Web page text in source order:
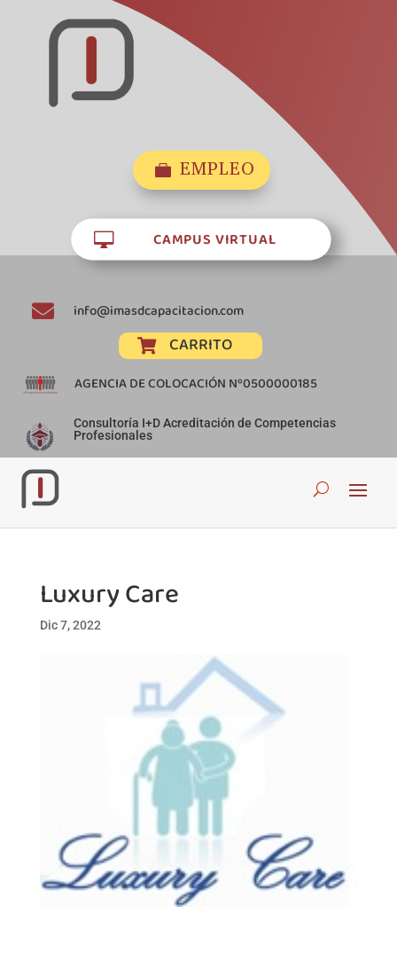
 EMPLEO
 CAMPUS VIRTUAL
 info@imasdcapacitacion.com
 CARRITO
AGENCIA DE COLOCACIÓN Nº0500000185
Consultoría I+D Acreditación de Competencias
Profesionales
Luxury Care
Dic 7, 2022